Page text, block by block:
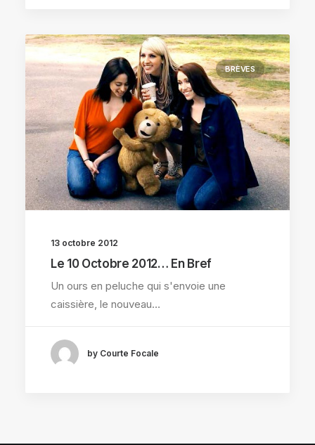
BRÈVES
13 octobre 2012
Le 10 Octobre 2012… En Bref
Un ours en peluche qui s'envoie une
caissière, le nouveau…
by Courte Focale